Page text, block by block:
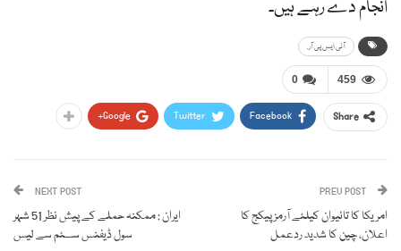
انجام دے رہے ہیں۔
آئی ایس پی آر.
0 459
Share
Facebook
Twitter
Google+
امریکا کا تائیوان کیلئے آرمز پیکج کا
اعلان، چین کا شدید ردعمل
NEXT POST
ایران : ممکنہ حملے کے پیش نظر 51 شہر
سول ڈیفنس سسٹم سے لیس